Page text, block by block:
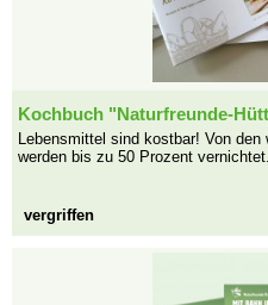
Kochbuch "Naturfreunde-
Lebensmittel sind kostbar! Von
werden bis zu 50 Prozent
vergriffen